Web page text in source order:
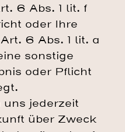
6 Abs. 1 lit. f
oder Ihre
6 Abs. 1 lit. a
sonstige
oder Pflicht
uns jederzeit
über Zweck